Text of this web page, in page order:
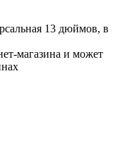
13 дюймов, в
магазина и может